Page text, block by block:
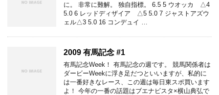
に。 非常に難解。 独自指標。 6.5 5 ウオッカ △4
5.0 6 レッドディザイア △5 5.0 7 ジャストアズウ
ェル△3 5.0 16 コンデュイ …
2009 有馬記念 #1
有馬記念Week！ 有馬記念の週です。 競馬関係者は
ダービーWeekに浮き足だつといいますが、私的に
は一番好きなレース、この週は毎日東スポ買います
よ！ 今年の一番の話題はブエナビスタ×横山典弘で